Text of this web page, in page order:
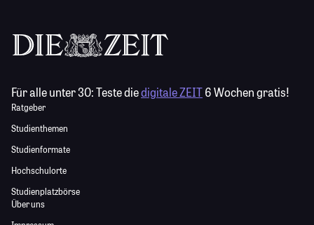
Für alle unter 30:Teste diedigitale ZEIT6 Wochen gratis!
Ratgeber
Studienthemen
Studienformate
Hochschulorte
Studienplatzbörse
Über uns